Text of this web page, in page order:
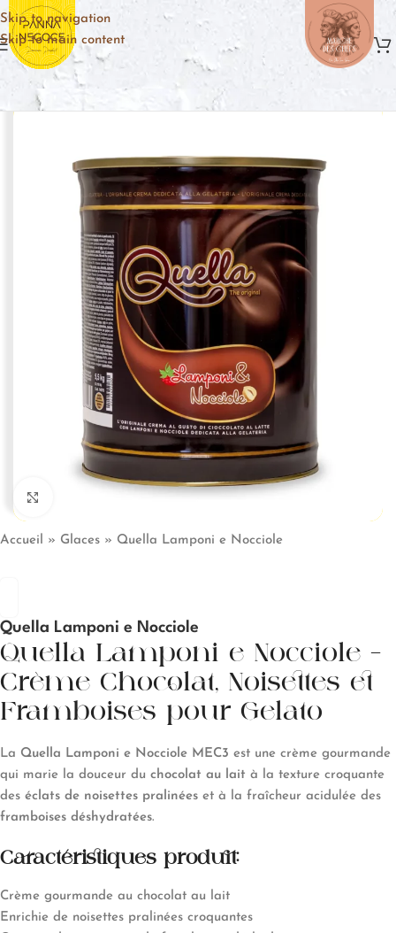
Skip to navigation
Skip to main content
Accueil » Glaces » Quella Lamponi e Nocciole
Quella Lamponi e Nocciole
Quella Lamponi e Nocciole –
Crème Chocolat, Noisettes et
Framboises pour Gelato
La Quella Lamponi e Nocciole MEC3 est une crème gourmande
qui marie la douceur du chocolat au lait à la texture croquante
des éclats de noisettes pralinées et à la fraîcheur acidulée des
framboises déshydratées.
Caractéristiques produit:
Crème gourmande au chocolat au lait
Enrichie de noisettes pralinées croquantes